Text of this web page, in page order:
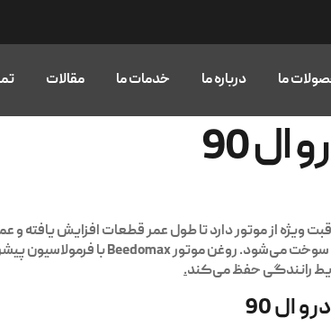
ما درباره ما خدمات ما مقالات
90
به مراقبت ویژه از موتور دارد تا طول عمر قطعات افزایش
سوخت می‌شود.روغن موتور Beedomax
با فرمولاسیون
.